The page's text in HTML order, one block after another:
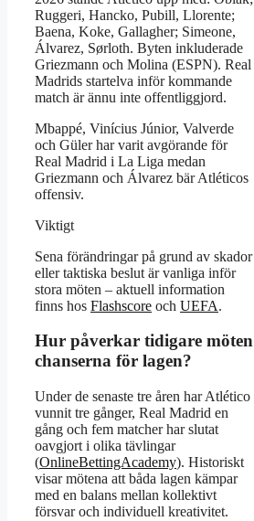
Ruggeri, Hancko, Pubill, Llorente;
Baena, Koke, Gallagher; Simeone,
Álvarez, Sørloth. Byten inkluderade
Griezmann och Molina (ESPN). Real
Madrids startelva inför kommande
match är ännu inte offentliggjord.
Mbappé, Vinícius Júnior, Valverde
och Güler har varit avgörande för
Real Madrid i La Liga medan
Griezmann och Álvarez bär Atléticos
offensiv.
Viktigt
Sena förändringar på grund av skador
eller taktiska beslut är vanliga inför
stora möten – aktuell information
finns hos Flashscore och UEFA.
Hur påverkar tidigare möten
chanserna för lagen?
Under de senaste tre åren har Atlético
vunnit tre gånger, Real Madrid en
gång och fem matcher har slutat
oavgjort i olika tävlingar
(OnlineBettingAcademy). Historiskt
visar mötena att båda lagen kämpar
med en balans mellan kollektivt
försvar och individuell kreativitet.